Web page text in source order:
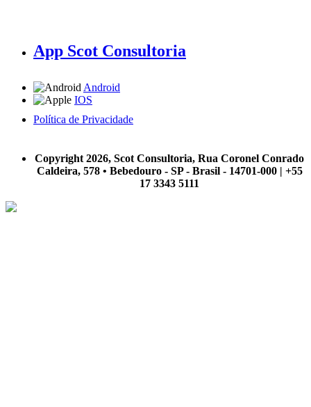
App Scot Consultoria
Android
IOS
Política de Privacidade
Copyright 2026, Scot Consultoria, Rua Coronel Conrado
Caldeira, 578 • Bebedouro - SP - Brasil - 14701-000 | +55
17 3343 5111